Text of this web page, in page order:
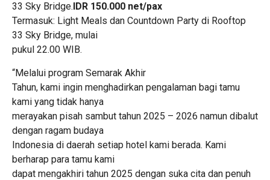
33 Sky Bridge. IDR 150.000 net/pax
Termasuk: Light Meals dan Countdown Party di Rooftop
33 Sky Bridge, mulai
pukul 22.00 WIB.
“Melalui program Semarak Akhir
Tahun, kami ingin menghadirkan pengalaman bagi tamu
kami yang tidak hanya
merayakan pisah sambut tahun 2025 – 2026 namun dibalut
dengan ragam budaya
Indonesia di daerah setiap hotel kami berada. Kami
berharap para tamu kami
dapat mengakhiri tahun 2025 dengan suka cita dan penuh